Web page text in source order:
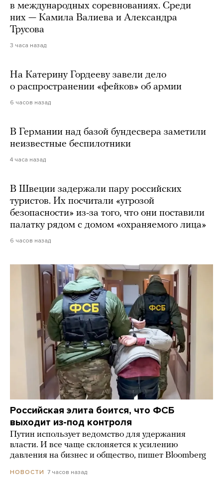
в международных соревнованиях. Среди
них — Камила Валиева и Александра
Трусова
3 часа назад
На Катерину Гордееву завели дело
о распространении «фейков» об армии
6 часов назад
В Германии над базой бундесвера заметили
неизвестные беспилотники
4 часа назад
В Швеции задержали пару российских
туристов. Их посчитали «угрозой
безопасности» из-за того, что они поставили
палатку рядом с домом «охраняемого лица»
6 часов назад
Российская элита боится, что ФСБ
выходит из-под контроля
Путин использует ведомство для удержания
власти. И все чаще склоняется к усилению
давления на бизнес и общество, пишет Bloomberg
НОВОСТИ 7 часов назад